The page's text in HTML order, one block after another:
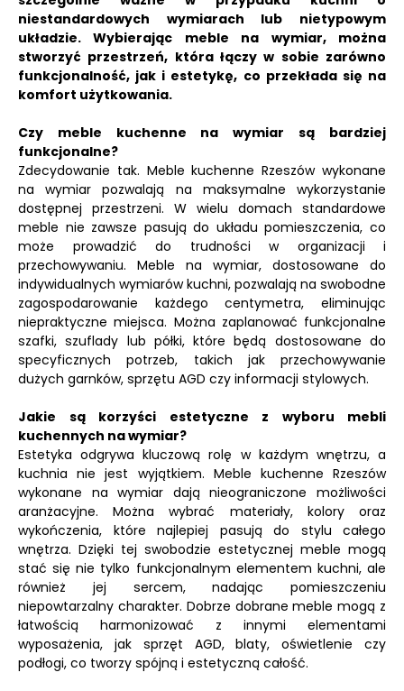
niestandardowych wymiarach lub nietypowym
układzie. Wybierając meble na wymiar, można
stworzyć przestrzeń, która łączy w sobie zarówno
funkcjonalność, jak i estetykę, co przekłada się na
komfort użytkowania.
Czy meble kuchenne na wymiar są bardziej
funkcjonalne?
Zdecydowanie tak. Meble kuchenne Rzeszów wykonane
na wymiar pozwalają na maksymalne wykorzystanie
dostępnej przestrzeni. W wielu domach standardowe
meble nie zawsze pasują do układu pomieszczenia, co
może prowadzić do trudności w organizacji i
przechowywaniu. Meble na wymiar, dostosowane do
indywidualnych wymiarów kuchni, pozwalają na swobodne
zagospodarowanie każdego centymetra, eliminując
niepraktyczne miejsca. Można zaplanować funkcjonalne
szafki, szuflady lub półki, które będą dostosowane do
specyficznych potrzeb, takich jak przechowywanie
dużych garnków, sprzętu AGD czy informacji stylowych.
Jakie są korzyści estetyczne z wyboru mebli
kuchennych na wymiar?
Estetyka odgrywa kluczową rolę w każdym wnętrzu, a
kuchnia nie jest wyjątkiem. Meble kuchenne Rzeszów
wykonane na wymiar dają nieograniczone możliwości
aranżacyjne. Można wybrać materiały, kolory oraz
wykończenia, które najlepiej pasują do stylu całego
wnętrza. Dzięki tej swobodzie estetycznej meble mogą
stać się nie tylko funkcjonalnym elementem kuchni, ale
również jej sercem, nadając pomieszczeniu
niepowtarzalny charakter. Dobrze dobrane meble mogą z
łatwością harmonizować z innymi elementami
wyposażenia, jak sprzęt AGD, blaty, oświetlenie czy
podłogi, co tworzy spójną i estetyczną całość.